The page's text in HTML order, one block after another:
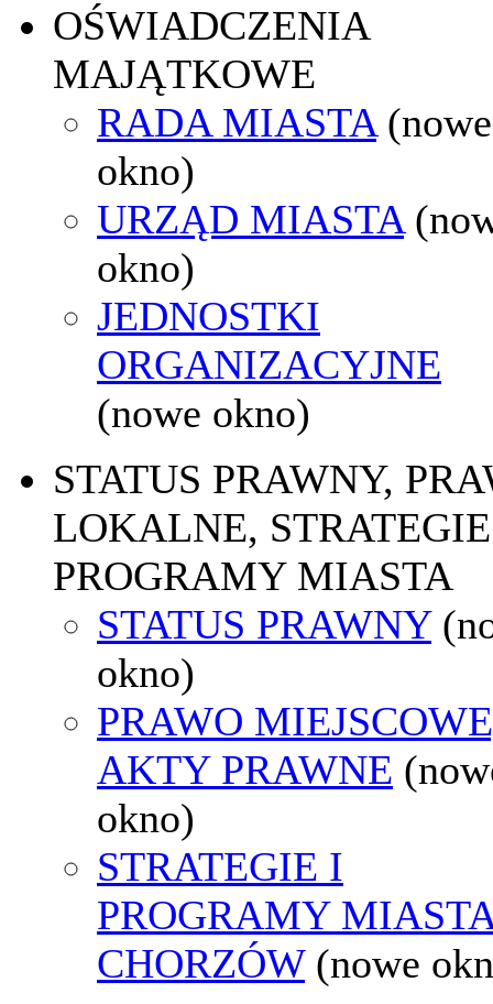
OŚWIADCZENIA
MAJĄTKOWE
RADA MIASTA (nowe
okno)
URZĄD MIASTA
okno)
JEDNOSTKI
ORGANIZACYJNE
(nowe okno)
STATUS PRAWNY,
LOKALNE,
PROGRAMY MIASTA
STATUS PRAWNY
okno)
PRAWO
AKTY PRAWNE
okno)
STRATEGIE I
PROGRAMY
CHORZÓW (nowe